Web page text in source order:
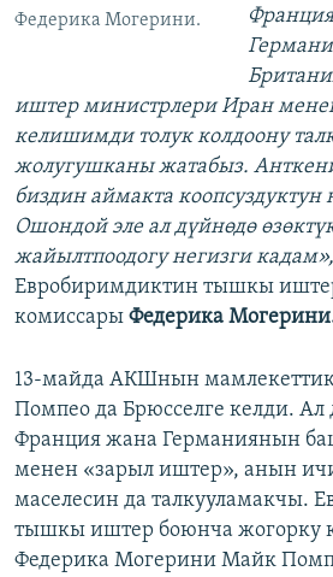
Федерика Могерини.
иштер министрлери Иран менен
келишимди толук колдоону
жолугушканы жатабыз.
биздин аймакта
Ошондой эле ал дүйнөдө
жайылтпоодогу негизги кадам»,
Евробиримдиктин тышкы
комиссары Федерика
13-майда АКШнын
Помпео да Брюсселге келди. Ал
Франция жана Германиянын
менен «зарыл иштер», анын
маселесин да талкууламакчы.
тышкы иштер боюнча жогорку
Федерика Могерини Майк